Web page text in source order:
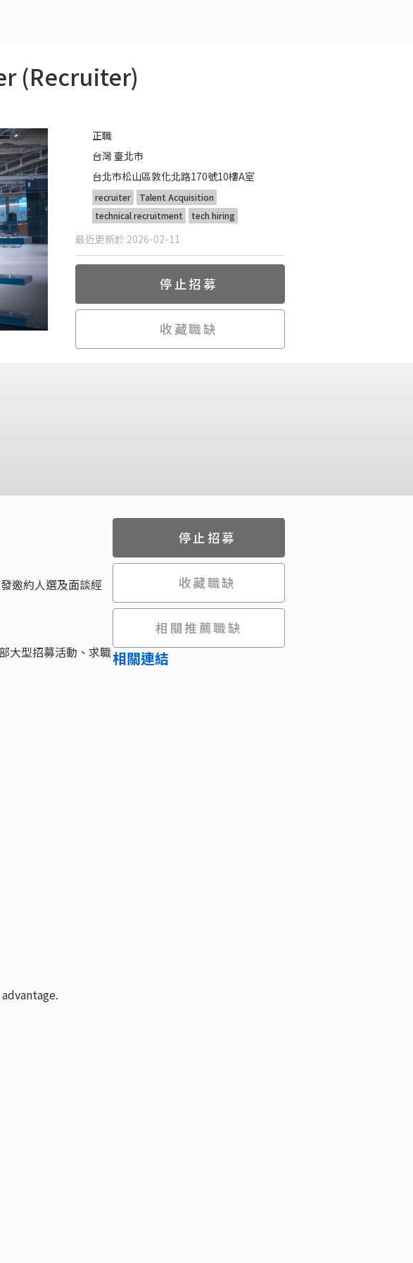
(Recruiter)
正職
台灣 臺北市
台北市松山區敦化北路170號10樓A室
recruiter
Talent Acquisition
technical recruitment
tech hiring
最近更新於 2026-02-11
停止招募
收藏職缺
邀約人選及面談經
大型招募活動、求職
停止招募
收藏職缺
相關推薦職缺
相關連結